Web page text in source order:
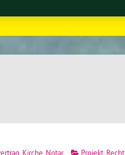
Kirche Notar Projekt, Recht